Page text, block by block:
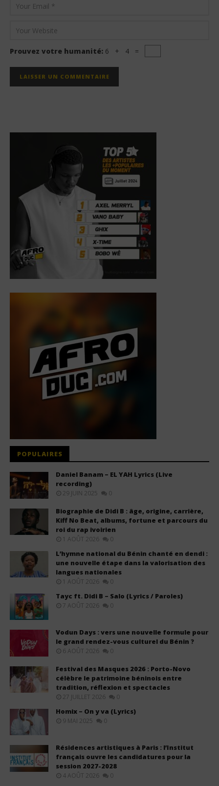
Prouvez votre humanité: 6 + 4 =
POPULAIRES
Daniel Banam – EL YAH Lyrics (Live
recording)
29 JUIN 2025 0
Biographie de Didi B : âge, origine, carrière,
Kiff No Beat, albums, fortune et parcours du
roi du rap ivoirien
1 AOÛT 2026 0
L’hymne national du Bénin chanté en dendi :
une nouvelle étape dans la valorisation des
langues nationales
1 AOÛT 2026 0
Tayc ft. Didi B – Salo (Lyrics / Paroles)
7 AOÛT 2026 0
Vodun Days : vers une nouvelle formule pour
le grand rendez-vous culturel du Bénin ?
6 AOÛT 2026 0
Festival des Masques 2026 : Porto-Novo
célèbre le patrimoine béninois entre
tradition, réflexion et spectacles
27 JUILLET 2026 0
Homix – On y va (Lyrics)
9 MAI 2025 0
Résidences artistiques à Paris : l’Institut
français ouvre les candidatures pour la
session 2027-2028
4 AOÛT 2026 0